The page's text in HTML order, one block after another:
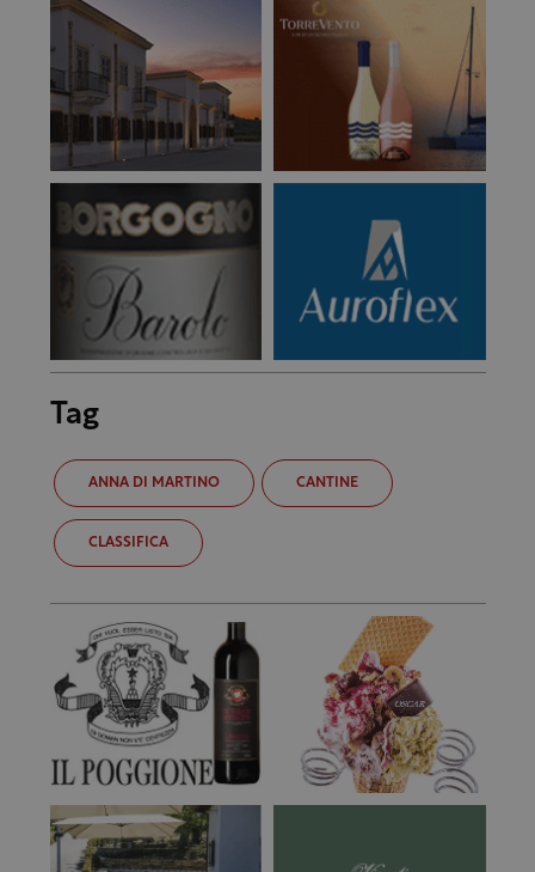
Tag
ANNA DI MARTINO CANTINE
CLASSIFICA